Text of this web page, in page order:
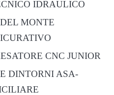
IDRAULICO
MONTE
CNC JUNIOR
DINTORNI ASA-